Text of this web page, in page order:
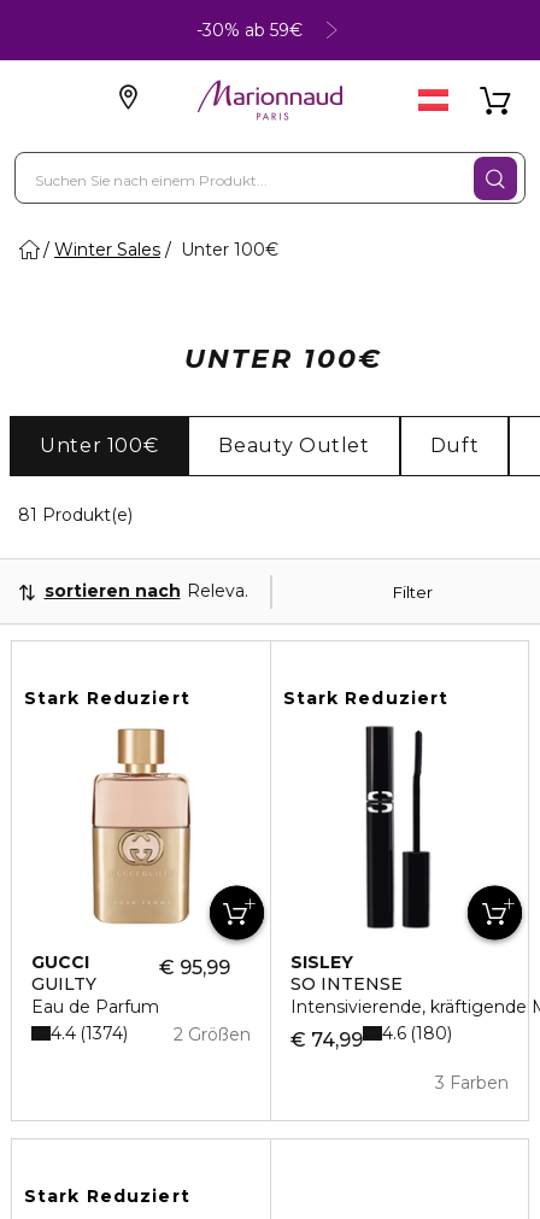
-30% ab 59€
Winter Sales Unter 100€
UNTER 100€
Unter 100€ Beauty Outlet Duft
81 Produkt(e)
Filter
sortieren nach Relevanz
Stark Reduziert
GUCCI
GUILTY
Eau de Parfum
€ 95,99
2 Größen
4.4 1374
Stark Reduziert
SISLEY
SO INTENSE
Intensivierende, kräftigende
€ 74,99
3 Farben
4.6 180
Stark Reduziert